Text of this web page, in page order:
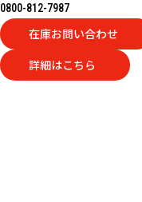
0800-812-7987
在庫お問い合わせ
詳細はこちら